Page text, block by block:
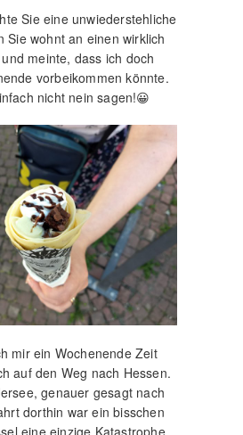
Sie eine unwiederstehliche
Sie wohnt an einen wirklich
meinte, dass ich doch
vorbeikommen könnte.
nicht nein sagen!😀
mir ein Wochenende Zeit
auf den Weg nach Hessen.
genauer gesagt nach
dorthin war ein bisschen
eine einzige Katastrophe